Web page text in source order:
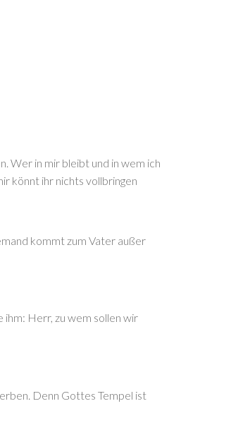
Wer in mir bleibt und in wem ich
könnt ihr nichts vollbringen
kommt zum Vater außer
ihm: Herr, zu wem sollen wir
Denn Gottes Tempel ist